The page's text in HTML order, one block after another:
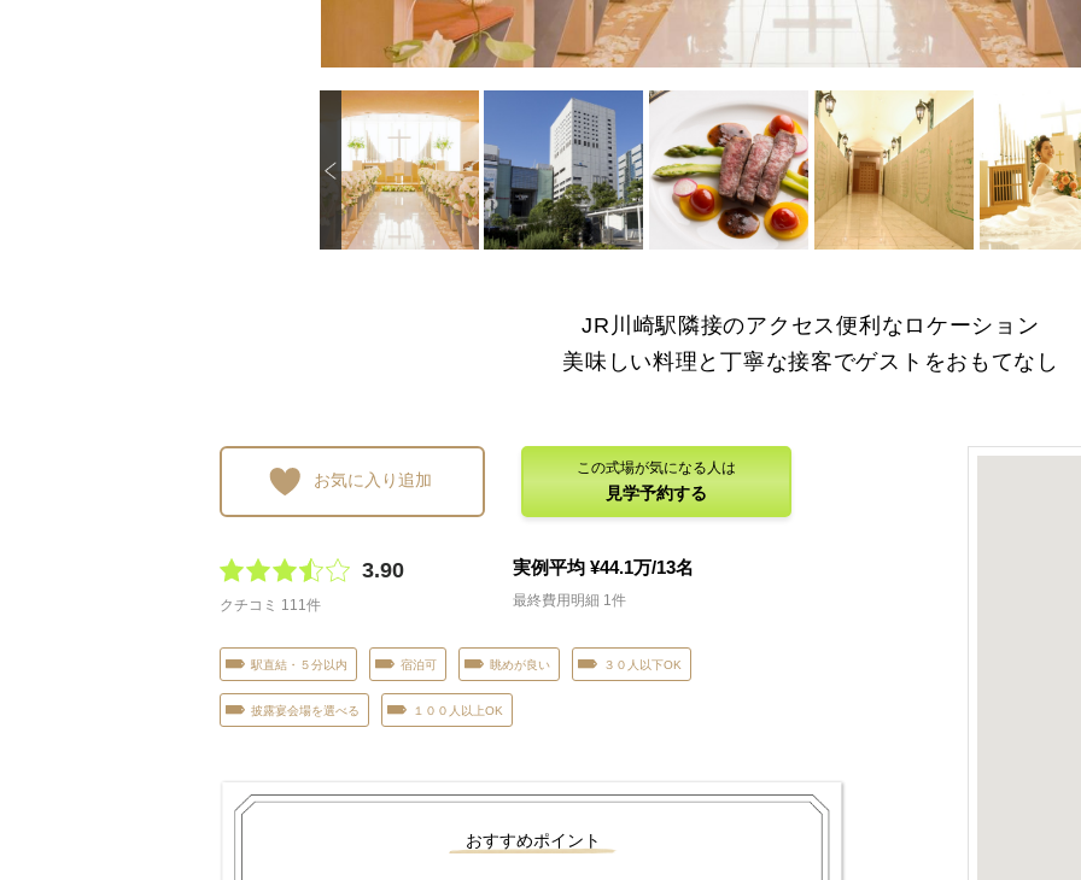
JR川崎駅隣接のアクセス便利なロケーション
美味しい料理と丁寧な接客でゲストをおもてなし
お気に入り追加
この式場が気になる人は
見学予約する
3.90
クチコミ 111件
実例平均 ¥44.1万/13名
最終費用明細 1件
駅直結・５分以内 宿泊可 眺めが良い ３０人以下OK
披露宴会場を選べる １００人以上OK
おすすめポイント